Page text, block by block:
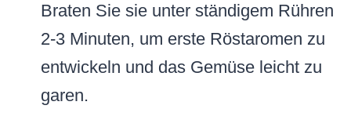
Braten Sie sie unter ständigem Rühren
2-3 Minuten, um erste Röstaromen zu
entwickeln und das Gemüse leicht zu
garen.